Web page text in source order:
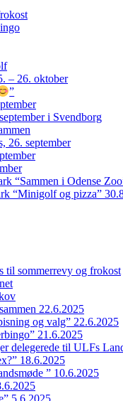
– 26. oktober
”
i Svendborg
26. september
“Sammen i Odense
“Minigolf og pizza”
til sommerrevy og frokost
22.6.2025
og valg” 22.6.2025
21.6.2025
delegerede til ULFs
18.6.2025
” 10.6.2025